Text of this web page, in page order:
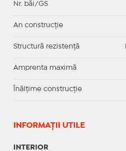
Nr. băi/GS
An construcție
Structură rezistență
Amprenta maximă
Înălțime construcție
INFORMAŢII UTILE
INTERIOR